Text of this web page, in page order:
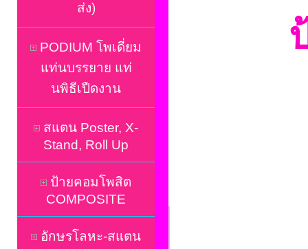
ส่ง)
PODIUM โพเดี่ยม
แท่นบรรยาย แท่
นพิธีเปืดงาน
สแตน Poster, X-
Stand, Roll Up
ป้ายคอมโพสิต
COMPOSITE
อักษรโลหะ-สแตน